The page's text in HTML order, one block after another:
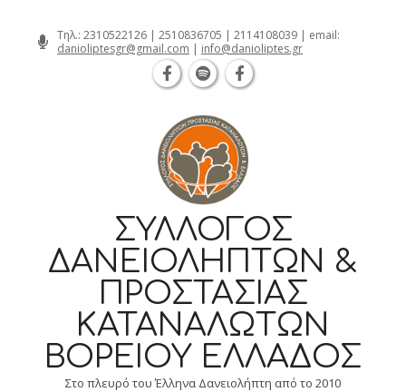
Τηλ.: 2310522126 | 2510836705 | 2114108039 | email:
danioliptesgr@gmail.com | info@danioliptes.gr
ΣΎΛΛΟΓΟΣ
ΔΑΝΕΙΟΛΗΠΤΏΝ &
ΠΡΟΣΤΑΣΊΑΣ
ΚΑΤΑΝΑΛΩΤΏΝ
ΒΟΡΕΊΟΥ ΕΛΛΆΔΟΣ
Στο πλευρό του Έλληνα Δανειολήπτη από το 2010